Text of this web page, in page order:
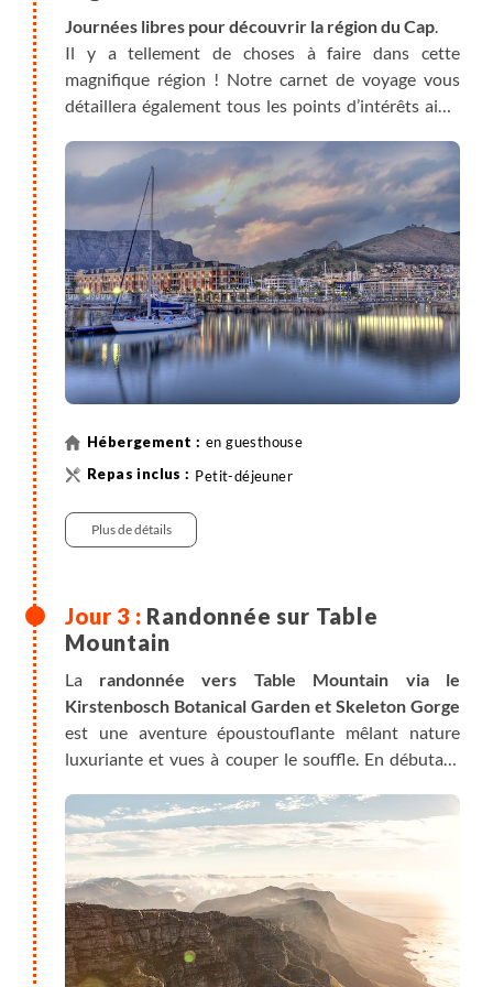
Journées libres pour découvrir la région du Cap
Il y a tellement de choses à faire dans cette
magnifique région ! Notre carnet de voyage vous
détaillera également tous les points d’intérêts ainsi
alentours, parmi lesquels :
- Une balade à pied en ville: passez par Kloof Street,
Long Street, les Jardins de la Compagnie, le quartier
coloré de Bo-Kaap et terminez par le Waterfront
- Visite de la Région des Vins et découverte des
vignobles sud-africains à Stellenbosch,
Franschhoek...
- Les nombreux petits marchés branchés culinaires,
de design et d’artisanat
Clifton
- Visite de l'ancienne île prison de Robben Island,
avance)
- Observation des baleines pendant l'hiver austral à
en guesthouse
Petit-déjeuner
Plus de détails
Randonnée sur Table
Mountain
La randonnée vers Table Mountain via le
Kirstenbosch Botanical Garden et Skeleton Gorge
est une aventure époustouflante mêlant nature
luxuriante et vues à couper le souffle. En débutant
traversent une forêt dense, bercée par des cascades
et des fougères géantes. La montée par Skeleton
Gorge est exigeante, avec des échelles en bois pour
franchir certains passages escarpés, mais elle est
récompensée par des panoramas impressionnants.
Une fois au sommet, un plateau vaste et serein
s'ouvre sur des vues spectaculaires de la péninsule